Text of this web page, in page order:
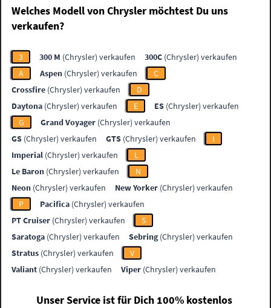
Welches Modell von Chrysler möchtest Du uns
verkaufen?
3 300 M (Chrysler) verkaufen 300C (Chrysler) verkaufen
A
Aspen (Chrysler) verkaufen
C
Crossfire (Chrysler) verkaufen
D
Daytona (Chrysler) verkaufen E ES (Chrysler) verkaufen
G
Grand Voyager (Chrysler) verkaufen
GS (Chrysler) verkaufen GTS (Chrysler) verkaufen
I
Imperial (Chrysler) verkaufen
L
Le Baron (Chrysler) verkaufen
N
Neon (Chrysler) verkaufen New Yorker (Chrysler) verkaufen
P
Pacifica (Chrysler) verkaufen
PT Cruiser (Chrysler) verkaufen
S
Saratoga (Chrysler) verkaufen Sebring(Chrysler) verkaufen
Stratus (Chrysler) verkaufen
V
Valiant (Chrysler) verkaufen Viper (Chrysler) verkaufen
Unser Service ist für Dich 100% kostenlos